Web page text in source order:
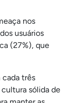
nos
usuários
(27%), que
cada três
sólida de